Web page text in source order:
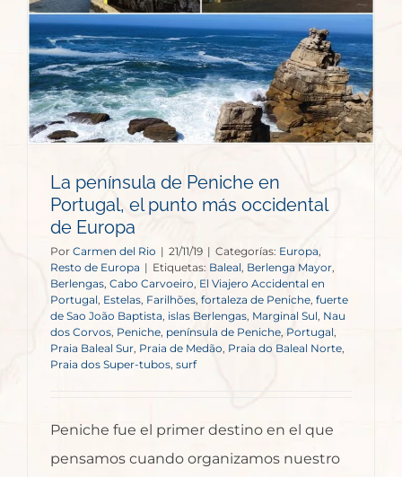
La península de Peniche en
Portugal, el punto más occidental
de Europa
Por Carmen del Rio | 21/11/19 | Categorías: Europa,
Resto de Europa | Etiquetas: Baleal Berlenga Mayor,
Berlengas, Cabo Carvoeiro, El Viajero Accidental en
Portugal Estelas, Farilhões, fortaleza de Peniche fuerte
de Sao João Baptista islas Berlengas Marginal Sul Nau
dos Corvos Peniche península de Peniche, Portugal,
Praia Baleal Sur, Praia de Medão Praia do Baleal Norte,
Praia dos Super-tubos surf
Peniche fue el primer destino en el que
pensamos cuando organizamos nuestro